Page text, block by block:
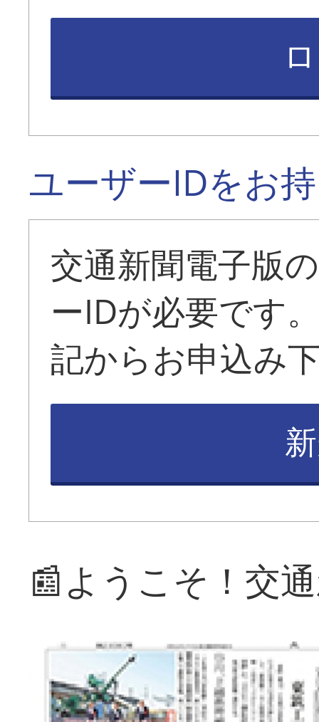
ユーザーIDをお
交通新聞電子版
ーIDが必要です
記からお申込み
📰ようこそ！交